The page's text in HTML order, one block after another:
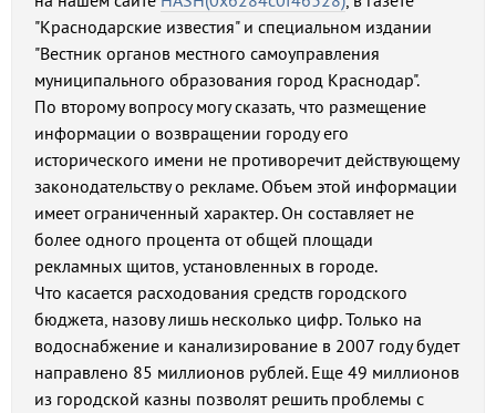
"Краснодарские известия" и специальном издании
"Вестник органов местного самоуправления
муниципального образования город Краснодар".
По второму вопросу могу сказать, что размещение
информации о возвращении городу его
исторического имени не противоречит действующему
законодательству о рекламе. Объем этой информации
имеет ограниченный характер. Он составляет не
более одного процента от общей площади
рекламных щитов, установленных в городе.
Что касается расходования средств городского
бюджета, назову лишь несколько цифр. Только на
водоснабжение и канализирование в 2007 году будет
направлено 85 миллионов рублей. Еще 49 миллионов
из городской казны позволят решить проблемы с